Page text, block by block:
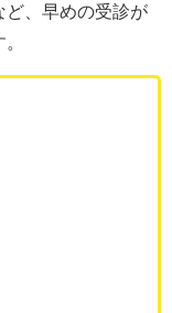
ど、早めの受診が